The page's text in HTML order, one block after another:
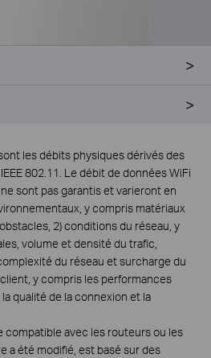
les débits physiques dérivés des
802.11. Le débit de données WiFi
sont pas garantis et varieront en
y compris matériaux
2) conditions du réseau, y
volume et densité du trafic,
du réseau et surcharge du
y compris les performances
qualité de la connexion et la
compatible avec les routeurs ou les
a été modifié, est basé sur des